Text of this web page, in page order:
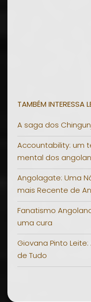
TAMBÉM INTERESSA
A saga dos
Accountability: um
mental dos
Angolagate: Uma
mais Recente de
Fanatismo
uma cura
Giovana Pinto
de Tudo